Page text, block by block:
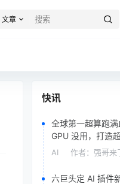
文章
快讯
全球第一超算跑
GPU 没用，打造
厂」
AI 作者： 强哥来
六巨头定 AI 插件